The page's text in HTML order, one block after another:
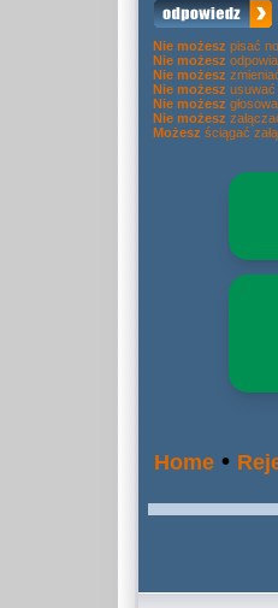
Nie możesz pisać
Nie możesz
Nie możesz
Nie możesz
Nie możesz
Nie możesz
Możesz ściągać
Home •